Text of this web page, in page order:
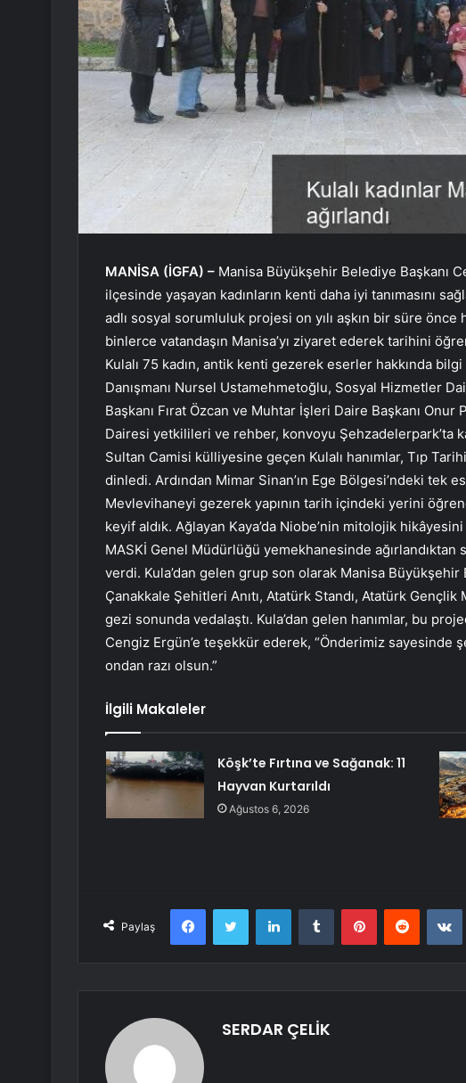
MANİSA (İGFA) – Manisa Büyükşehir Belediye Başkanı
ilçesinde yaşayan kadınların kenti daha iyi tanımasını
adlı sosyal sorumluluk projesi on yılı aşkın bir süre
binlerce vatandaşın Manisa’yı ziyaret ederek tarihini
Kulalı 75 kadın, antik kenti gezerek eserler hakkında
Danışmanı Nursel Ustamehmetoğlu, Sosyal Hizmetler
Başkanı Fırat Özcan ve Muhtar İşleri Daire Başkanı
Dairesi yetkilileri ve rehber, konvoyu Şehzadelerpark’ta
Sultan Camisi külliyesine geçen Kulalı hanımlar, Tıp
dinledi. Ardından Mimar Sinan’ın Ege Bölgesi’ndeki tek
Mevlevihaneyi gezerek yapının tarih içindeki yerini
keyif aldık. Ağlayan Kaya’da Niobe’nin mitolojik
MASKİ Genel Müdürlüğü yemekhanesinde ağırlandıktan
verdi. Kula’dan gelen grup son olarak Manisa Büyükşehir
Çanakkale Şehitleri Anıtı, Atatürk Standı, Atatürk
gezi sonunda vedalaştı. Kula’dan gelen hanımlar, bu
Cengiz Ergün’e teşekkür ederek, “Önderimiz sayesinde
ondan razı olsun.”
İlgili Makaleler
Köşk’te Fırtına ve Sağanak: 11
Hayvan Kurtarıldı
Ağustos 6, 2026
Paylaş
FacebookTwitter LinkedInTumblr PinterestReddit
SERDAR ÇELİK